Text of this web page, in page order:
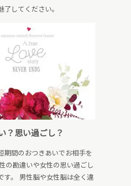
了してください。
？思い過ごし？
期間のおつきあいでお相手を
の勘違いや女性の思い過ごし
す。 男性脳や女性脳は全く違